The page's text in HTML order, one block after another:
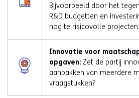
Bijvoorbeeld door het
R&D budgetten en
nog te risicovolle projecten.
Innovatie voor
opgaven: Zet de partij
aanpakken van meerdere
vraagstukken?